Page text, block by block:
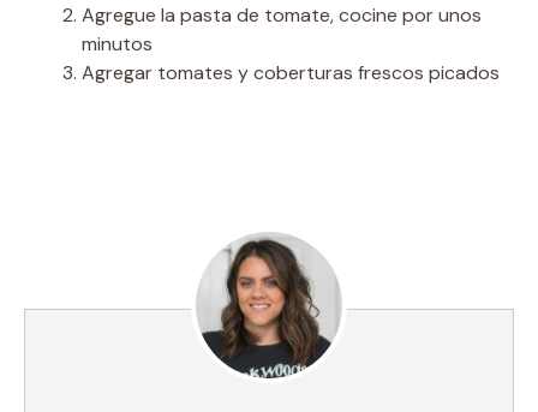
Agregue la pasta de tomate, cocine por unos
minutos
Agregar tomates y coberturas frescos picados